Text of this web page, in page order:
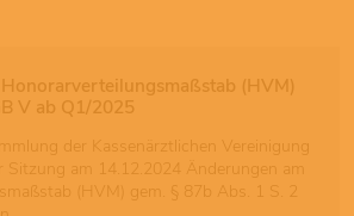
(HVM)
V ab Q1/2025
der Kassenärztlichen Vereinigung
Sitzung am 14.12.2024 Änderungen am
(HVM) gem. § 87b Abs. 1 S. 2